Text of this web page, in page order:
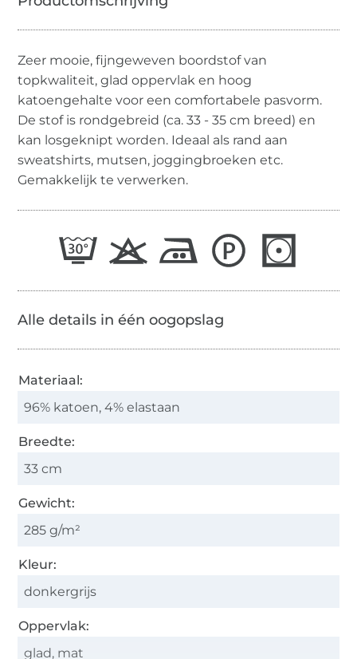
Zeer mooie, fijngeweven boordstof van
topkwaliteit, glad oppervlak en hoog
katoengehalte voor een comfortabele pasvorm.
De stof is rondgebreid (ca. 33 - 35 cm breed) en
kan losgeknipt worden. Ideaal als rand aan
sweatshirts, mutsen, joggingbroeken etc.
Gemakkelijk te verwerken.
Alle details in één oogopslag
Materiaal:
96% katoen, 4% elastaan
Breedte:
33 cm
Gewicht:
285 g/m²
Kleur:
donkergrijs
Oppervlak:
glad, mat